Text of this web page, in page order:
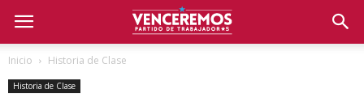
Inicio Historia de Clase
Historia de Clase